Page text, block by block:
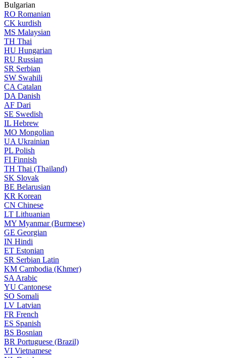
Bulgarian
RO Romanian
CK kurdish
MS Malaysian
TH Thai
HU Hungarian
RU Russian
SR Serbian
SW Swahili
CA Catalan
DA Danish
AF Dari
SE Swedish
IL Hebrew
MO Mongolian
UA Ukrainian
PL Polish
FI Finnish
TH Thai (Thailand)
SK Slovak
BE Belarusian
KR Korean
CN Chinese
LT Lithuanian
MY Myanmar (Burmese)
GE Georgian
IN Hindi
ET Estonian
SR Serbian Latin
KM Cambodia (Khmer)
SA Arabic
YU Cantonese
SO Somali
LV Latvian
FR French
ES Spanish
BS Bosnian
BR Portuguese (Brazil)
VI Vietnamese